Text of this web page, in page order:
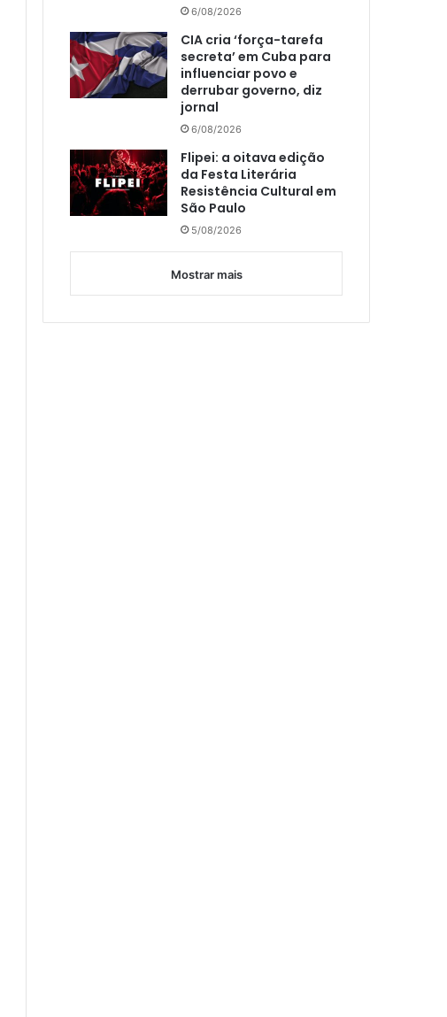
6/08/2026
CIA cria ‘força-tarefa
secreta’ em Cuba para
influenciar povo e
derrubar governo, diz
jornal
6/08/2026
Flipei: a oitava edição
da Festa Literária
Resistência Cultural em
São Paulo
5/08/2026
Mostrar mais